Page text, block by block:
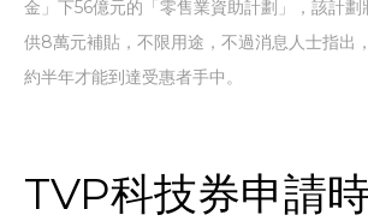
金」下56億元的「零售業資助計劃」，該計
供8萬元補貼，不限用途，不過消息人士指出
約半年才能到達受惠者手中。
TVP科技券申請